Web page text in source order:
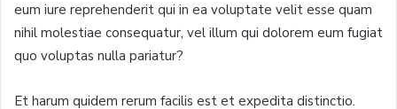
eum iure reprehenderit qui in ea voluptate velit esse quam
nihil molestiae consequatur, vel illum qui dolorem eum fugiat
quo voluptas nulla pariatur?
Et harum quidem rerum facilis est et expedita distinctio.